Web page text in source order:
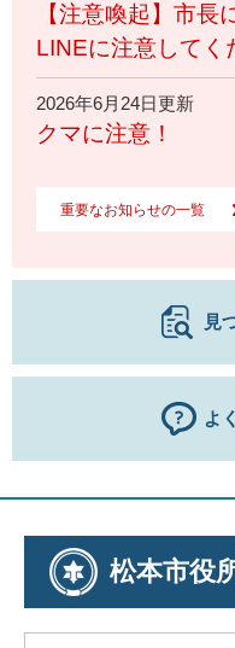
【注意喚起】市長
LINEに注意してく
2026年6月24日更新
クマに注意！
重要なお知らせの一覧
見
よ
松本市役